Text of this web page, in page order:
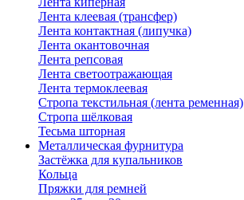
Лента клеевая (трансфер)
Лента контактная (липучка)
Лента окантовочная
Лента репсовая
Лента светоотражающая
Лента термоклеевая
Стропа текстильная (лента ременная)
Стропа шёлковая
Тесьма шторная
Металлическая фурнитура
Застёжка для купальников
Кольца
Пряжки для ремней